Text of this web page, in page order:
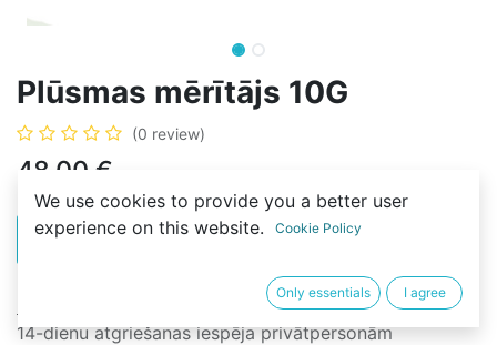
Plūsmas mērītājs 10G
(0 review)
48,00 €
PIRKT BUY NOW
14-dienu atgriešanas iespēja privātpersonām
We use cookies to provide you a better user
experience on this website.
Cookie Policy
Only essentials I agree